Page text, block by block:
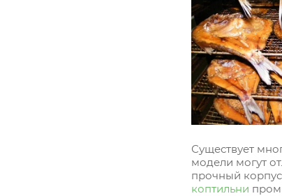
Существует
модели могут
прочный
коптильни